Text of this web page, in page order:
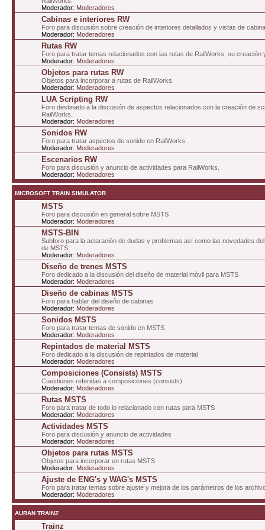
Moderador: Moderadores
Cabinas e interiores RW
Foro para discusión sobre creación de interiores detallados y vistas de
Moderador: Moderadores
Rutas RW
Foro para tratar temas relacionados con las rutas de RailWorks, su creación
Moderador: Moderadores
Objetos para rutas RW
Objetos para incorporar a rutas de RailWorks.
Moderador: Moderadores
LUA Scripting RW
Foro destinado a la discusión de aspectos relacionados con la creación de
RailWorks.
Moderador: Moderadores
Sonidos RW
Foro para tratar aspectos de sonido en RailWorks.
Moderador: Moderadores
Escenarios RW
Foro para discusión y anuncio de actividades para RailWorks.
Moderador: Moderadores
MICROSOFT TRAIN SIMULATOR
MSTS
Foro para discusión en general sobre MSTS
Moderador: Moderadores
MSTS-BIN
Subforo para la aclaración de dudas y problemas así como las novedades
de MSTS
Moderador: Moderadores
Diseño de trenes MSTS
Foro dedicado a la discusión del diseño de material móvil para MSTS
Moderador: Moderadores
Diseño de cabinas MSTS
Foro para hablar del diseño de cabinas
Moderador: Moderadores
Sonidos MSTS
Foro para tratar temas de sonido en MSTS
Moderador: Moderadores
Repintados de material MSTS
Foro dedicado a la discusión de repintados de material
Moderador: Moderadores
Composiciones (Consists) MSTS
Cuestiones referidas a composiciones (consists)
Moderador: Moderadores
Rutas MSTS
Foro para tratar de todo lo relacionado con rutas para MSTS
Moderador: Moderadores
Actividades MSTS
Foro para discusión y anuncio de actividades
Moderador: Moderadores
Objetos para rutas MSTS
Objetos para incorporar en rutas MSTS
Moderador: Moderadores
Ajuste de ENG's y WAG's MSTS
Foro para tratar temas sobre ajuste y mejora de los parámetros de los
Moderador: Moderadores
AURAN TRAINZ
Trainz